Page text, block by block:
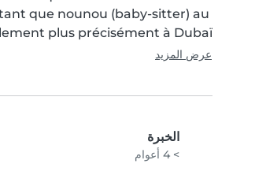
que nounou (baby-sitter) au
plus précisément à Dubaï...
عرض المزيد
الخبرة
> 4 أعوام